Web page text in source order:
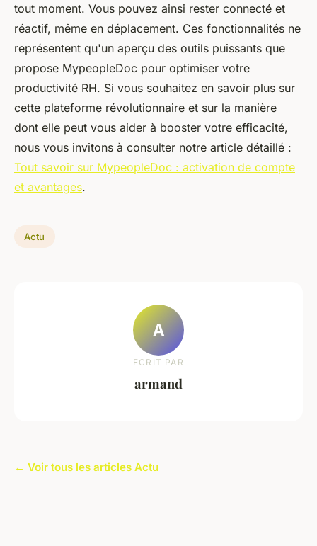
tout moment. Vous pouvez ainsi rester connecté et
réactif, même en déplacement. Ces fonctionnalités ne
représentent qu'un aperçu des outils puissants que
propose MypeopleDoc pour optimiser votre
productivité RH. Si vous souhaitez en savoir plus sur
cette plateforme révolutionnaire et sur la manière
dont elle peut vous aider à booster votre efficacité,
nous vous invitons à consulter notre article détaillé :
Tout savoir sur MypeopleDoc : activation de compte
et avantages.
Actu
A
ECRIT PAR
armand
← Voir tous les articles Actu